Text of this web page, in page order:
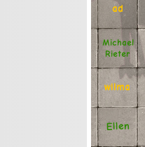
ad
Michael
Rieter
wilma
Ellen